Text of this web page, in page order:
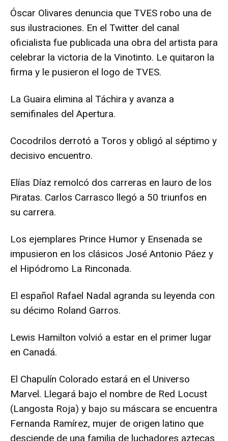
Óscar Olivares denuncia que TVES robo una de
sus ilustraciones. En el Twitter del canal
oficialista fue publicada una obra del artista para
celebrar la victoria de la Vinotinto. Le quitaron la
firma y le pusieron el logo de TVES.
La Guaira elimina al Táchira y avanza a
semifinales del Apertura.
Cocodrilos derrotó a Toros y obligó al séptimo y
decisivo encuentro.
Elías Díaz remolcó dos carreras en lauro de los
Piratas. Carlos Carrasco llegó a 50 triunfos en
su carrera.
Los ejemplares Prince Humor y Ensenada se
impusieron en los clásicos José Antonio Páez y
el Hipódromo La Rinconada.
El español Rafael Nadal agranda su leyenda con
su décimo Roland Garros.
Lewis Hamilton volvió a estar en el primer lugar
en Canadá.
El Chapulín Colorado estará en el Universo
Marvel. Llegará bajo el nombre de Red Locust
(Langosta Roja) y bajo su máscara se encuentra
Fernanda Ramírez, mujer de origen latino que
desciende de una familia de luchadores aztecas